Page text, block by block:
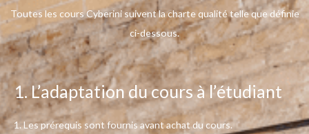
Toutes les cours Cyberini suivent la charte qualité telle que définie
ci-dessous.
1. L’adaptation du cours à l’étudiant
1. Les prérequis sont fournis avant achat du cours.